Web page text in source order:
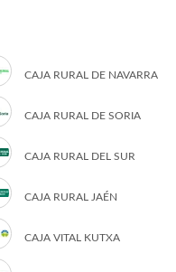
CAJA RURAL DE NAVARRA
CAJA RURAL DE SORIA
CAJA RURAL DEL SUR
CAJA RURAL JAÉN
CAJA VITAL KUTXA